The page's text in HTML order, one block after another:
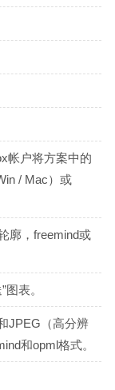
帐户将方案中的
/ Mac）或
廓，freemind或
表。
JPEG（高分辨
和opml格式。